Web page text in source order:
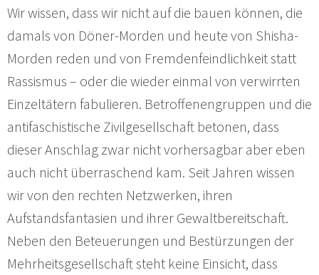
Wir wissen, dass wir nicht auf die bauen können, die
damals von Döner-Morden und heute von Shisha-
Morden reden und von Fremdenfeindlichkeit statt
Rassismus – oder die wieder einmal von verwirrten
Einzeltätern fabulieren. Betroffenengruppen und die
antifaschistische Zivilgesellschaft betonen, dass
dieser Anschlag zwar nicht vorhersagbar aber eben
auch nicht überraschend kam. Seit Jahren wissen
wir von den rechten Netzwerken, ihren
Aufstandsfantasien und ihrer Gewaltbereitschaft.
Neben den Beteuerungen und Bestürzungen der
Mehrheitsgesellschaft steht keine Einsicht, dass